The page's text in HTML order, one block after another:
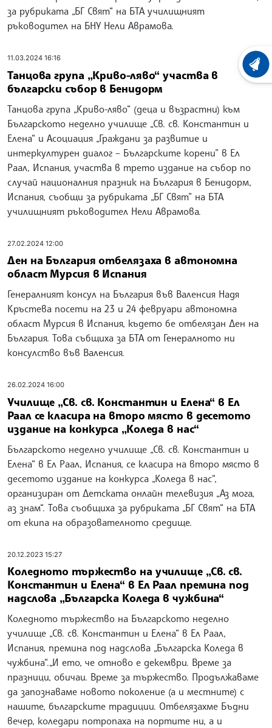
за рубриката „БГ Свят“ на БТА училищният
ръководител на БНУ Нели Аврамова.
11.03.2024 16:16
Танцова група „Криво-ляво“ участва в
български събор в Бенидорм
Танцова група „Криво-ляво“ (деца и възрастни) към
Българското неделно училище „Св. св. Константин и
Елена“ и Асоциация „Граждани за развитие и
интеркултурен диалог – Българските корени” в Ел
Раал, Испания, участва в трето издание на събор по
случай националния празник на България в Бенидорм,
Испания, съобщи за рубриката „БГ Свят” на БТА
училищният ръководител Нели Аврамова.
27.02.2024 12:00
Ден на България отбелязаха в автономна
област Мурсия в Испания
Генералният консул на България във Валенсия Надя
Кръстева посети на 23 и 24 февруари автономна
област Мурсия в Испания, където бе отбелязан Ден на
България. Това събщиха за БТА от Генералното ни
консулство във Валенсия.
26.02.2024 16:00
Училище „Св. св. Константин и Елена“ в Ел
Раал се класира на второ място в десетото
издание на конкурса „Коледа в нас“
Българското неделно училище „Св. св. Константин и
Елена“ в Ел Раал, Испания, се класира на второ място в
десетото издание на конкурса „Коледа в нас“,
организиран от Детската онлайн телевизия „Аз мога,
аз знам“. Това съобщиха за рубриката „БГ Свят“ на БТА
от екипа на образователното средище.
20.12.2023 15:27
Коледното тържество на училище „Св. св.
Константин и Елена“ в Ел Раал премина под
надслова „Българска Коледа в чужбина“
Коледното тържество на Българското неделно
училище „Св. св. Константин и Елена“ в Ел Раал,
Испания, премина под надслова „Българска Коледа в
чужбина“.„И ето, че отново е декември. Време за
празници, обичаи. Време за тържество. Продължаваме
да запознаваме новото поколение (а и местните) с
нашите, българските традиции. Отбелязахме Бъдни
вечер, коледари потропаха на портите ни, а и